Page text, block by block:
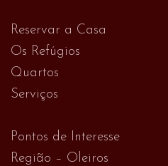
Reservar a Casa
Os Refúgios
Quartos
Serviços
Pontos de Interesse
Região – Oleiros